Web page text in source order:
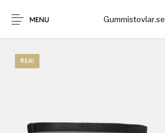
MENU Gummistovlar.se
REA!